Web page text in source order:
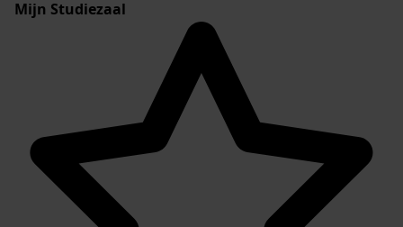
Mijn Studiezaal